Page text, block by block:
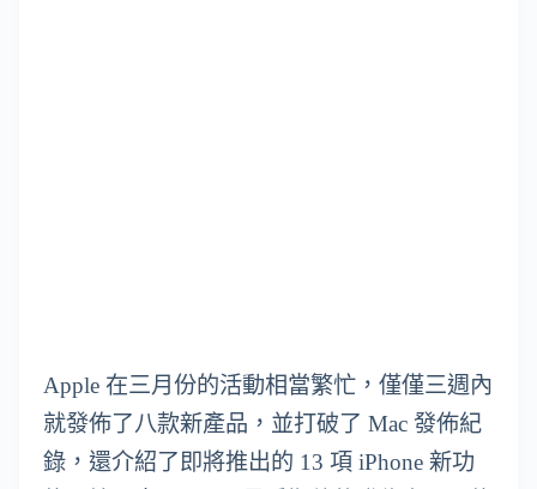
Apple 在三月份的活動相當繁忙，僅僅三週內
就發佈了八款新產品，並打破了 Mac 發佈紀
錄，還介紹了即將推出的 13 項 iPhone 新功